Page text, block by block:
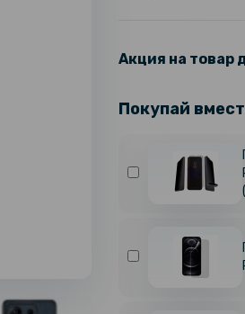
Акция на товар
Покупай